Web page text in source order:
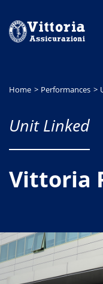
menu
contenuto
footer
Home Performances
Unit Linked
Vittoria